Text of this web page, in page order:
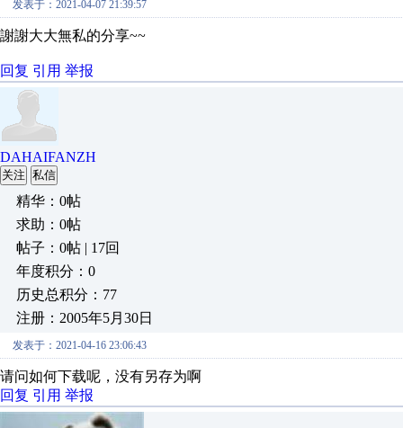
发表于：2021-04-07 21:39:57
謝謝大大無私的分享~~
回复 引用 举报
DAHAIFANZH
关注 私信
精华：0帖
求助：0帖
帖子：0帖 | 17回
年度积分：0
历史总积分：77
注册：2005年5月30日
发表于：2021-04-16 23:06:43
请问如何下载呢，没有另存为啊
回复 引用 举报